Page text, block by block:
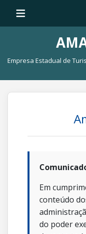
Empresa Estadual de
Em
conteúdo
do poder